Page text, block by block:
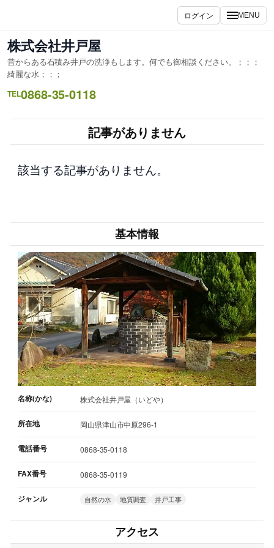
を
ス
キ
ッ
プ
ログイン MENU
株式会社井戸屋
昔からある石積み井戸の洗浄もします。何でも御相談ください。；；；
綺麗な水；；；
TEL0868-35-0118
記事がありません
該当する記事がありません。
基本情報
名称(かな) 株式会社井戸屋（いどや）
所在地 岡山県津山市中原296-1
電話番号 0868-35-0118
FAX番号 0868-35-0119
ジャンル 自然の水 地質調査 井戸工事
アクセス